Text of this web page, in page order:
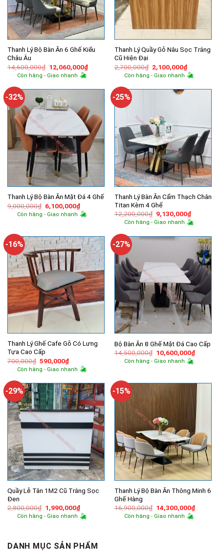
Thanh Lý Bộ Bàn Ăn 6 Ghế Kiểu
Châu Âu
14,600,000₫ Giá
gốc
là:
12,060,000₫Giá
hiện
12,060,000₫.
Còn hàng - Giao nhanh
Thanh Lý Quầy Gỗ Nâu Sọc Trắng
Cũ Hiện Đại
2,700,000₫ Giá
gốc
là:
2,100,000₫Giá
hiện
tại
Còn hàng - Giao nhanh
-32%
Thanh Lý Bộ Bàn Ăn Mặt Đá 4 Ghế
9,000,000₫ Giá
gốc
là:
6,100,000₫Giá
hiện
tại
Còn hàng - Giao nhanh
-25%
Thanh Lý Bàn Ăn Cẩm Thạch Chân
Titan Kèm 4 Ghế
12,200,000₫ Giá
gốc
là:
9,130,000₫Giá
hiện
tại
Còn hàng - Giao nhanh
-16%
Thanh Lý Ghế Cafe Gỗ Có Lưng
Tựa Cao Cấp
700,000₫ Giá
gốc
là:
590,000₫Giá
hiện
tại
590,000₫.
Còn hàng - Giao nhanh
-27%
Bộ Bàn Ăn 8 Ghế Mặt Đá Cao Cấp
14,500,000₫ Giá
gốc
là:
10,600,000₫Giá
hiện
Còn hàng - Giao nhanh
-29%
Quầy Lễ Tân 1M2 Cũ Trắng Sọc
Đen
2,800,000₫ Giá
gốc
là:
1,990,000₫Giá
hiện
tại
Còn hàng - Giao nhanh
-15%
Thanh Lý Bộ Bàn Ăn Thông Minh 6
Ghế Hàng
16,900,000₫ Giá
gốc
là:
14,300,000₫Giá
hiện
Còn hàng - Giao nhanh
DANH MỤC SẢN PHẨM